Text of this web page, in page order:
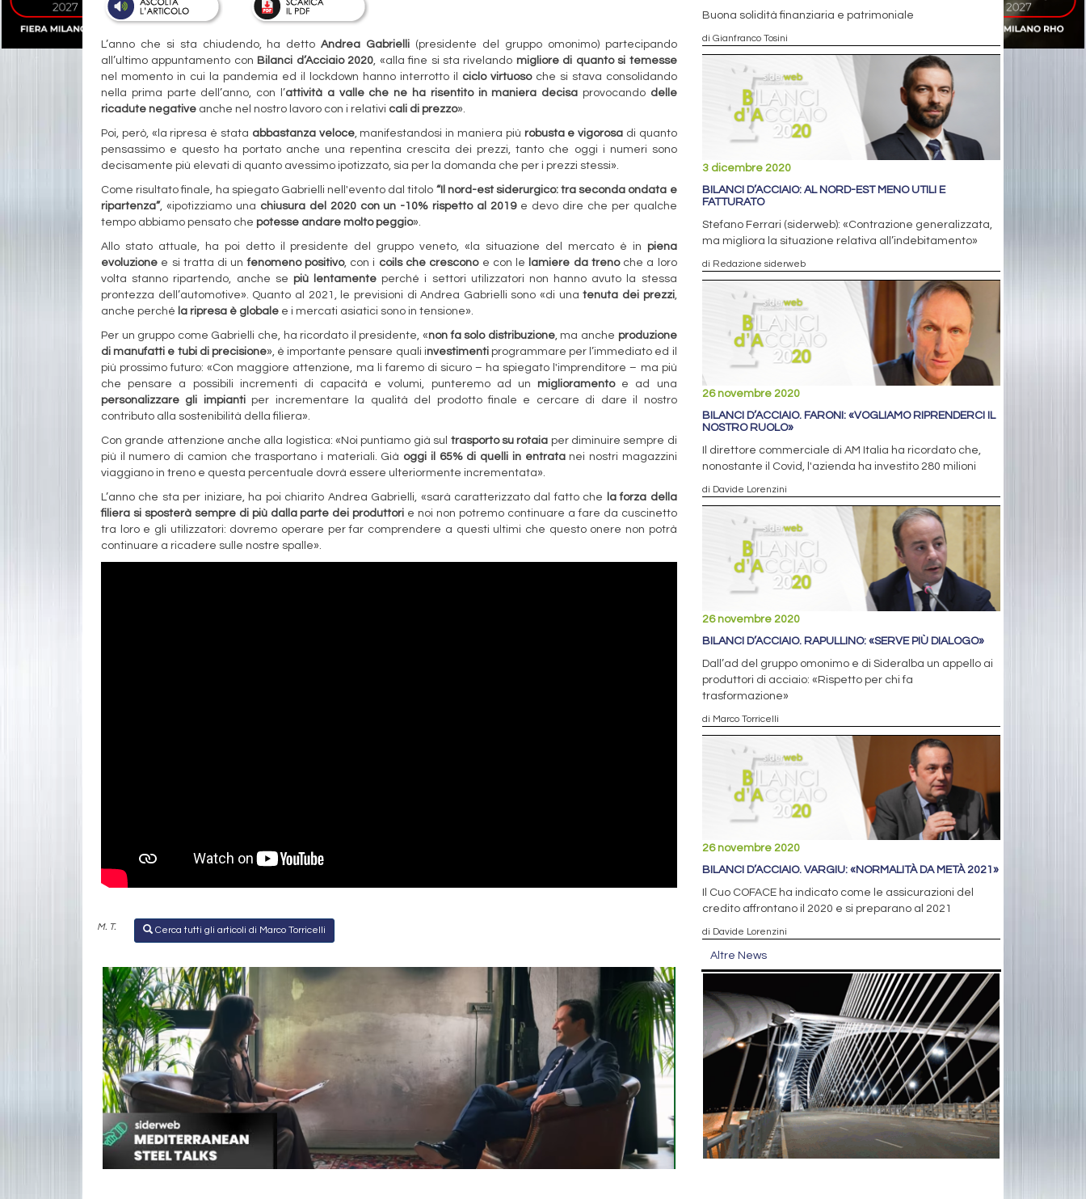
L’anno che si sta chiudendo, ha dettoAndrea Gabrielli (presidente del gruppo omonimo) partecipando
all’ultimo appuntamento con Bilanci d’Acciaio 2020, «alla fine si sta rivelando migliore di quanto si temesse
nel momento in cui la pandemia ed il lockdown hanno interrotto il ciclo virtuosoche si stava consolidando
nella prima parte dell’anno, con l’attività a valle che ne ha risentito in maniera decisa provocando delle
ricadute negative anche nel nostro lavoro con i relativi cali di prezzo».
Poi, però, «la ripresa è stata abbastanza veloce, manifestandosi in maniera più robusta e vigorosa di quanto
pensassimo e questo ha portato anche una repentina crescita dei prezzi, tanto che oggi i numeri sono
decisamente più elevati di quanto avessimo ipotizzato, sia per la domanda che per i prezzi stessi».
Come risultato finale, ha spiegato Gabrielli nell'evento dal titolo “Il nord-est siderurgico: tra seconda ondata e
ripartenza”, «ipotizziamo una chiusura del 2020 con un -10% rispetto al 2019e devo dire che per qualche
tempo abbiamo pensato che potesse andare molto peggio».
Allo stato attuale, ha poi detto il presidente del gruppo veneto, «la situazione del mercato è in piena
evoluzione e si tratta di unfenomeno positivo, con i coils che cresconoe con le lamiere da trenoche a loro
volta stanno ripartendo, anche se più lentamente perché i settori utilizzatori non hanno avuto la stessa
prontezza dell’automotive». Quanto al 2021, le previsioni di Andrea Gabrielli sono «di unatenuta dei prezzi,
anche perché la ripresa è globale e i mercati asiatici sono in tensione».
Per un gruppo come Gabrielli che, ha ricordato il presidente, «non fa solo distribuzione, ma anche produzione
di manufatti e tubi di precisione», è importante pensare quali investimentiprogrammare per l’immediato ed il
più prossimo futuro: «Con maggiore attenzione, ma li faremo di sicuro – ha spiegato l'imprenditore – ma più
che pensare a possibili incrementi di capacità e volumi, punteremo ad un miglioramentoe ad una
personalizzare gli impiantiper incrementare la qualità del prodotto finale e cercare di dare il nostro
contributo alla sostenibilità della filiera».
Con grande attenzione anche alla logistica: «Noi puntiamo già sul trasporto su rotaia per diminuire sempre di
più il numero di camion che trasportano i materiali. Già oggi il 65% di quelli in entratanei nostri magazzini
viaggiano in treno e questa percentuale dovrà essere ulteriormente incrementata».
L’anno che sta per iniziare, ha poi chiarito Andrea Gabrielli, «sarà caratterizzato dal fatto che
la forza della
filiera si sposterà sempre di più dalla parte dei produttori e noi non potremo continuare a fare da cuscinetto
tra loro e gli utilizzatori: dovremo operare per far comprendere a questi ultimi che questo onere non potrà
continuare a ricadere sulle nostre spalle».
M. T. Cerca tutti gli articoli di Marco Torricelli
Buona solidità finanziaria e patrimoniale
di Gianfranco Tosini
3 dicembre 2020
BILANCI D’ACCIAIO: AL NORD-EST MENO UTILI E
FATTURATO
Stefano Ferrari (siderweb): «Contrazione generalizzata,
ma migliora la situazione relativa all’indebitamento»
di Redazione siderweb
26 novembre 2020
BILANCI D’ACCIAIO. FARONI: «VOGLIAMO RIPRENDERCI IL
NOSTRO RUOLO»
Il direttore commerciale di AM Italia ha ricordato che,
nonostante il Covid, l'azienda ha investito 280 milioni
di Davide Lorenzini
26 novembre 2020
BILANCI D’ACCIAIO. RAPULLINO: «SERVE PIÙ DIALOGO»
Dall’ad del gruppo omonimo e di Sideralba un appello ai
produttori di acciaio: «Rispetto per chi fa
trasformazione»
di Marco Torricelli
26 novembre 2020
BILANCI D’ACCIAIO. VARGIU: «NORMALITÀ DA METÀ 2021»
Il Cuo COFACE ha indicato come le assicurazioni del
credito affrontano il 2020 e si preparano al 2021
di Davide Lorenzini
Altre News